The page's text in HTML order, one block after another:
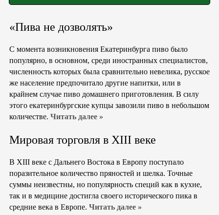
«Пива не дозволять»
С момента возникновения Екатеринбурга пиво было
популярно, в основном, среди иностранных специалистов,
численность которых была сравнительно невелика, русское
же население предпочитало другие напитки, или в
крайнем случае пиво домашнего приготовления. В силу
этого екатеринбургские купцы завозили пиво в небольшом
количестве. Читать далее »
Мировая торговля в XIII веке
В XIII веке с Дальнего Востока в Европу поступало
поразительное количество пряностей и шелка. Точные
суммы неизвестны, но популярность специй как в кухне,
так и в медицине достигла своего исторического пика в
средние века в Европе. Читать далее »